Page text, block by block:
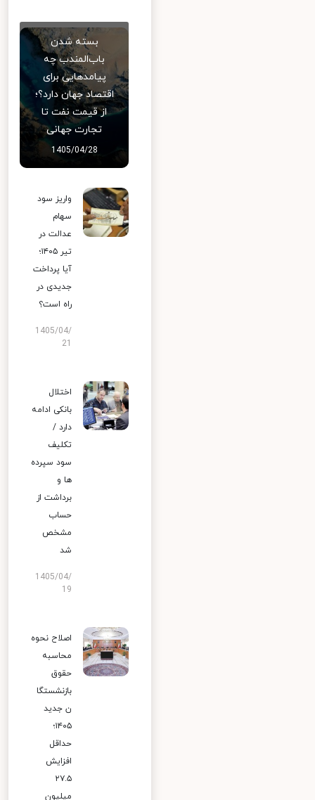
بسته شدن
باب‌المندب چه
پیامدهایی برای
اقتصاد جهان دارد؟؛
از قیمت نفت تا
تجارت جهانی
1405/04/28
واریز سود
سهام
عدالت در
تیر ۱۴۰۵؛
آیا پرداخت
جدیدی در
راه است؟
1405/04/
اختلال
بانکی ادامه
دارد /
تکلیف
سود سپرده
ها و
برداشت از
حساب
مشخص
شد
1405/04/
19
اصلاح نحوه
محاسبه
حقوق
بازنشستگا
ن جدید
۱۴۰۵؛
حداقل
افزایش
۲۷.۵
میلیون